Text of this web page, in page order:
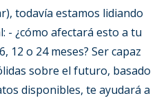
todavía estamos lidiando
- ¿cómo afectará esto a tu
12 o 24 meses? Ser capaz
sobre el futuro, basado
disponibles, te ayudará a